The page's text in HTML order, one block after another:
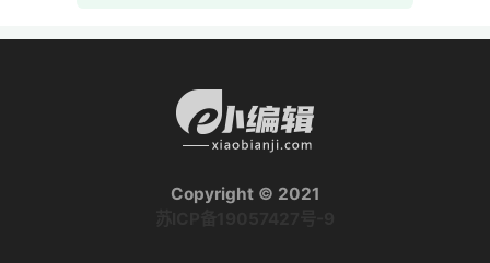
Copyright © 2021